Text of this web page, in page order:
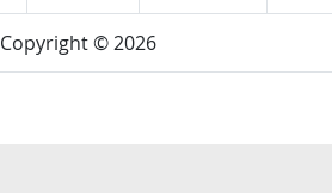
Copyright © 2026